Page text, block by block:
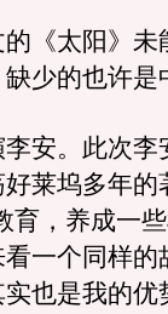
《太阳》未
少的也许是
。此次李
莱坞多年的
育，养成一
一个同样的
也是我的优